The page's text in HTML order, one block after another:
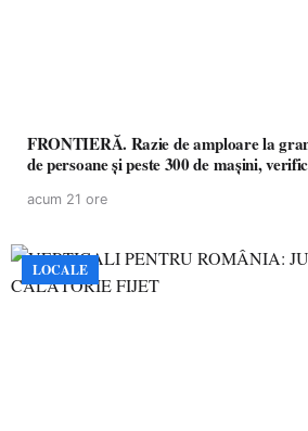
FRONTIERĂ. Razie de amploare la
de persoane și peste 300 de mașini,
acum 21 ore
LOCALE